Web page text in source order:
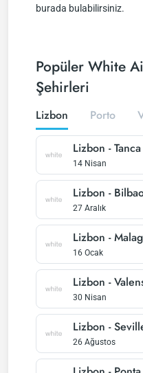
burada bulabilirsiniz.
Popüler White
Şehirleri
Lizbon Porto
Lizbon -Tanca
14 Nisan
Lizbon -
27 Aralık
Lizbon -
16 Ocak
Lizbon -
30 Nisan
Lizbon -
26 Ağustos